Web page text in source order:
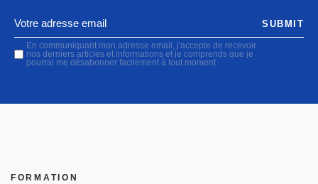
En communiquant mon adresse email, j'accepte de recevoir
nos derniers articles et informations et je comprends que je
pourrai me désabonner facilement à tout moment
SUBMIT
FORMATION